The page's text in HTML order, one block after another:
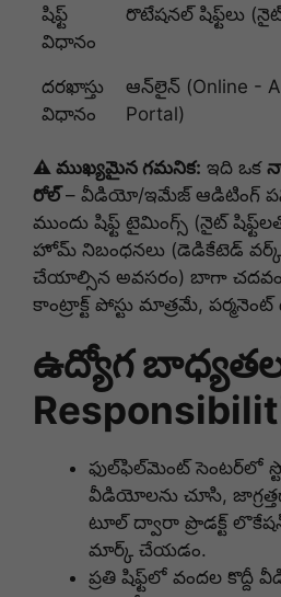
షిఫ్ట్
విధానం
రొటేషనల్ షిఫ్ట్‌లు
దరఖాస్తు
విధానం
ఆన్‌లైన్ (Online -
Portal)
⚠️ ముఖ్యమైన గమనిక: ఇది ఒక
రోల్– వీడియో/ఇమేజ్ ఆడిటింగ్
ముందు షిఫ్ట్ టైమింగ్స్ (నైట్
హోమ్ నిబంధనలు (డెడికేటెడ్
చేయాల్సిన అవసరం) బాగా
కాంట్రాక్ట్ పోస్టు మాత్రమే,
ఉద్యోగ
ఫుల్‌ఫిల్‌మెంట్ సెంటర్‌లో
వీడియోలను చూసి,
టూల్ ద్వారా ప్రొడక్ట్
మార్క్ చేయడం.
ప్రతి షిఫ్ట్‌లో వందల